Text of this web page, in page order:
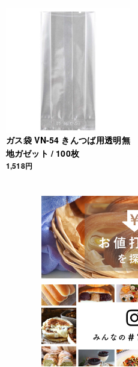
ガス袋 VN-54 きんつば用透明無
地ガゼット / 100枚
1,518円